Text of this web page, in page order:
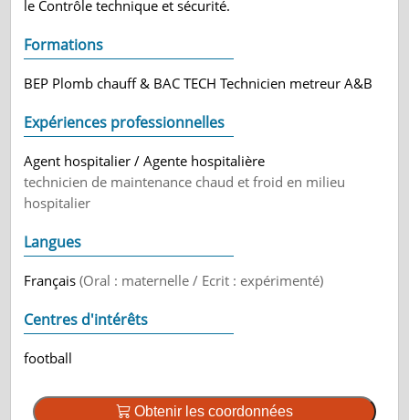
le Contrôle technique et sécurité.
Formations
BEP Plomb chauff & BAC TECH Technicien metreur A&B
Expériences professionnelles
Agent hospitalier / Agente hospitalière
technicien de maintenance chaud et froid en milieu
hospitalier
Langues
Français(Oral : maternelle / Ecrit : expérimenté)
Centres d'intérêts
football
Obtenir les coordonnées